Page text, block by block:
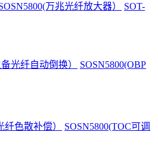
万兆光纤放大器）
SOT-
光纤自动倒换）
SOSN5800(OBP
纤色散补偿）
SOSN5800(TOC可调